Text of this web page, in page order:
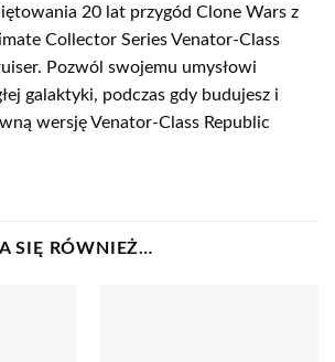
20 lat przygód Clone Wars z
Collector Series Venator-Class
Pozwól swojemu umysłowi
galaktyki, podczas gdy budujesz i
wersję Venator-Class Republic
SIĘ RÓWNIEŻ…